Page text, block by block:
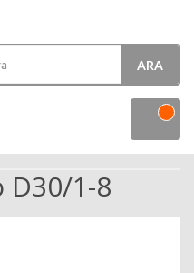
ARA
D30/1-8